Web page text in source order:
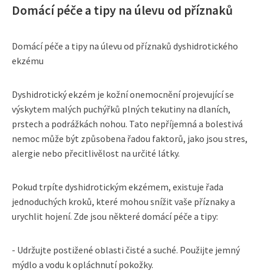
Domácí péče a tipy na úlevu od příznaků
Domácí péče a tipy na úlevu od příznaků dyshidrotického
ekzému
Dyshidrotický ekzém je kožní onemocnění projevující se
výskytem malých puchýřků plných tekutiny na dlaních,
prstech a podrážkách nohou. Tato nepříjemná a bolestivá
nemoc může být způsobena řadou faktorů, jako jsou stres,
alergie nebo přecitlivělost na určité látky.
Pokud trpíte dyshidrotickým ekzémem, existuje řada
jednoduchých kroků, které mohou snížit vaše příznaky a
urychlit hojení. Zde jsou některé domácí péče a tipy:
- Udržujte postižené oblasti čisté a suché. Použijte jemný
mýdlo a vodu k opláchnutí pokožky.